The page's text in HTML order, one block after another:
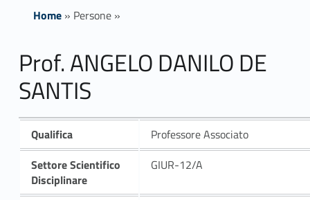
Home» Persone»
Prof. ANGELO DANILO DE
SANTIS
Qualifica
Professore Associato
Settore Scientifico
Disciplinare
GIUR-12/A